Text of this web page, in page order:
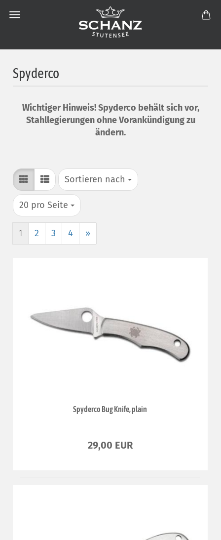
Spyderco
Wichtiger Hinweis! Spyderco behält sich vor,
Stahllegierungen ohne Vorankündigung zu
ändern.
Sortieren nach
Sortieren nach
20 pro Seite
pro Seite
1 2 3 4 »
Spyderco Bug Knife, plain
29,00 EUR